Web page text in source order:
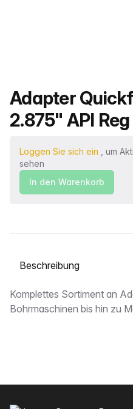
Adapter
2.875" API
Loggen Sie sich ein , um
sehen
In den Warenkorb
Wählen Sie eine
Beschreibung
Komplettes Sortiment an
Bohrmaschinen bis hin zu